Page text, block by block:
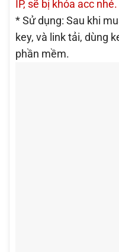
IP, sẽ bị khóa acc nhé.
* Sử dụng: Sau khi
key, và link tải, dùng
phần mềm.